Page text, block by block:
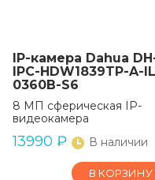
IP-камера Dahua
IPC-HDW1839TP-A-
0360B-S6
8 МП сферическая IP-
видеокамера
13990 ₽ В наличии
В КОРЗИНУ